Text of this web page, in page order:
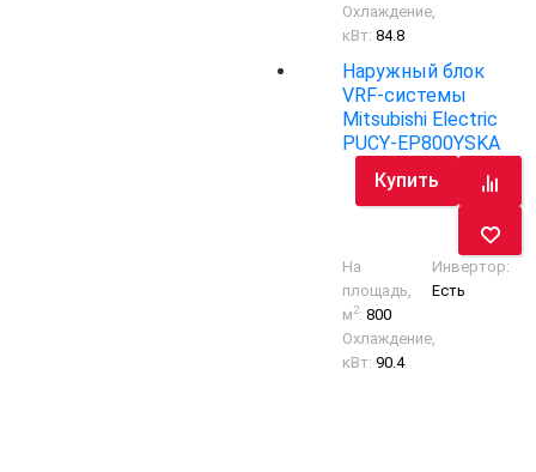
Охлаждение,
кВт:84.8
Наружный блок
VRF-системы
Mitsubishi Electric
PUCY-EP800YSKA
Купить
На
площадь,
м2:800
Инвертор:
Есть
Охлаждение,
кВт:90.4